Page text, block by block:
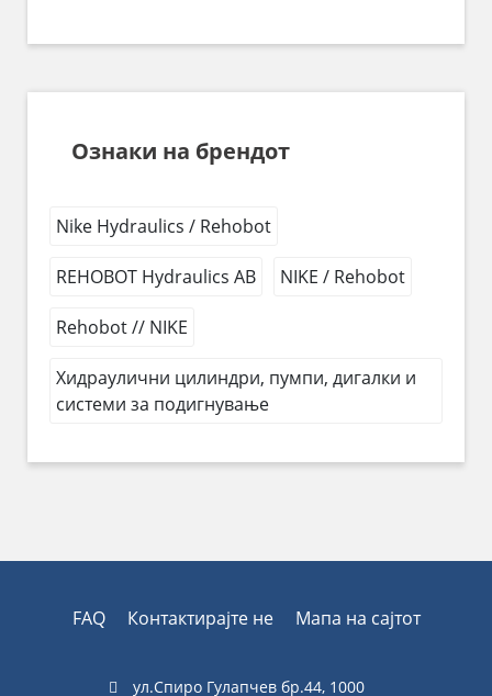
Ознаки на брендот
Nike Hydraulics / Rehobot
REHOBOT Hydraulics AB NIKE / Rehobot
Rehobot // NIKE
Хидраулични цилиндри, пумпи, дигалки и
системи за подигнување
FAQ Контактирајте не Мапа на сајтот
ул.Спиро Гулапчев бр.44, 1000